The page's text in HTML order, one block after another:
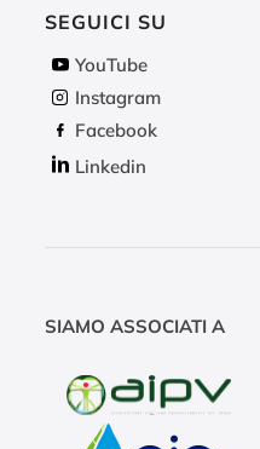
SEGUICI SU
YouTube
Instagram
Facebook
Linkedin
SIAMO ASSOCIATI A